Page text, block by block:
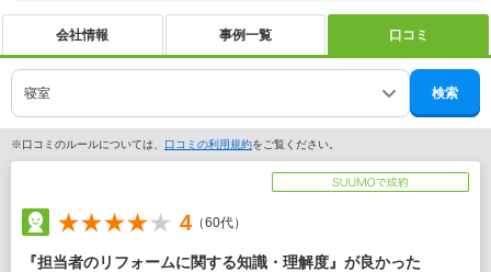
会社情報 事例一覧 口コミ
検索
※口コミのルールについては、 口コミの利用規約をご覧ください。
4 （60代）
『担当者のリフォームに関する知識・理解度』が良かった